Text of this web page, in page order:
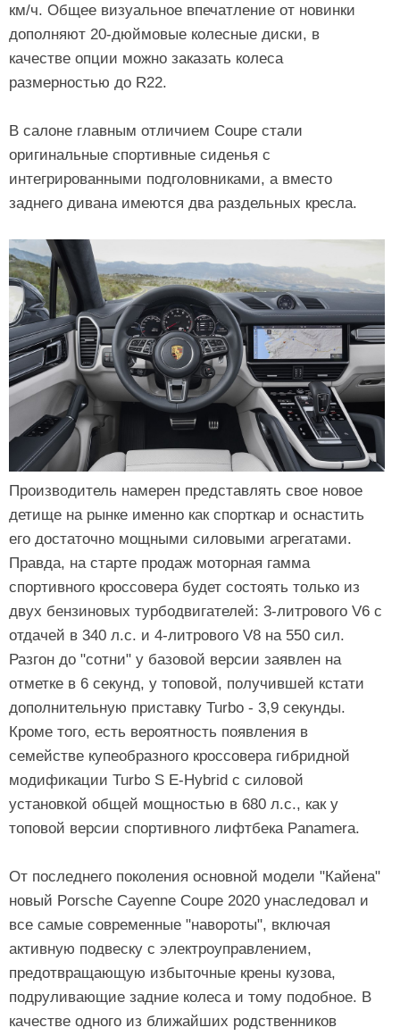
км/ч. Общее визуальное впечатление от новинки
дополняют 20-дюймовые колесные диски, в
качестве опции можно заказать колеса
размерностью до R22.
В салоне главным отличием Coupe стали
оригинальные спортивные сиденья с
интегрированными подголовниками, а вместо
заднего дивана имеются два раздельных кресла.
Производитель намерен представлять свое новое
детище на рынке именно как спорткар и оснастить
его достаточно мощными силовыми агрегатами.
Правда, на старте продаж моторная гамма
спортивного кроссовера будет состоять только из
двух бензиновых турбодвигателей: 3-литрового V6 с
отдачей в 340 л.с. и 4-литрового V8 на 550 сил.
Разгон до "сотни" у базовой версии заявлен на
отметке в 6 секунд, у топовой, получившей кстати
дополнительную приставку Turbo - 3,9 секунды.
Кроме того, есть вероятность появления в
семействе купеобразного кроссовера гибридной
модификации Turbo S E-Hybrid с силовой
установкой общей мощностью в 680 л.с., как у
топовой версии спортивного лифтбека Panamera.
От последнего поколения основной модели "Кайена"
новый Porsche Cayenne Coupe 2020 унаследовал и
все самые современные "навороты", включая
активную подвеску с электроуправлением,
предотвращающую избыточные крены кузова,
подруливающие задние колеса и тому подобное. В
качестве одного из ближайших родственников